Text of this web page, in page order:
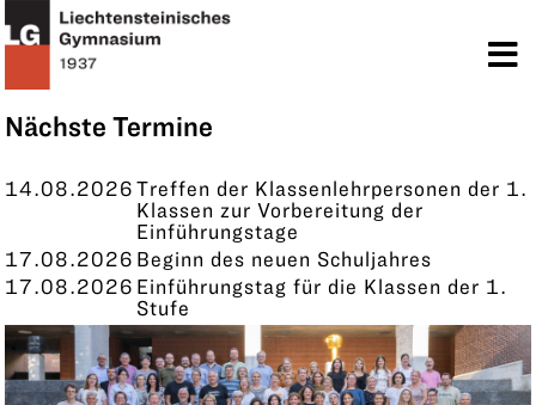
Nächste Termine
14.08.2026Treffen der Klassenlehrpersonen der 1.
Klassen zur Vorbereitung der
Einführungstage
17.08.2026 Beginn des neuen Schuljahres
17.08.2026 Einführungstag für die Klassen der 1.
Stufe
KONTAKT